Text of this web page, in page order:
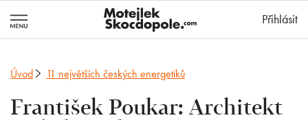
Přihlásit
Úvod 11 největších českých energetiků
František Poukar: Architekt